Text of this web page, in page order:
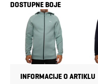
DOSTUPNE BOJE
INFORMACIJE O ARTIKLU